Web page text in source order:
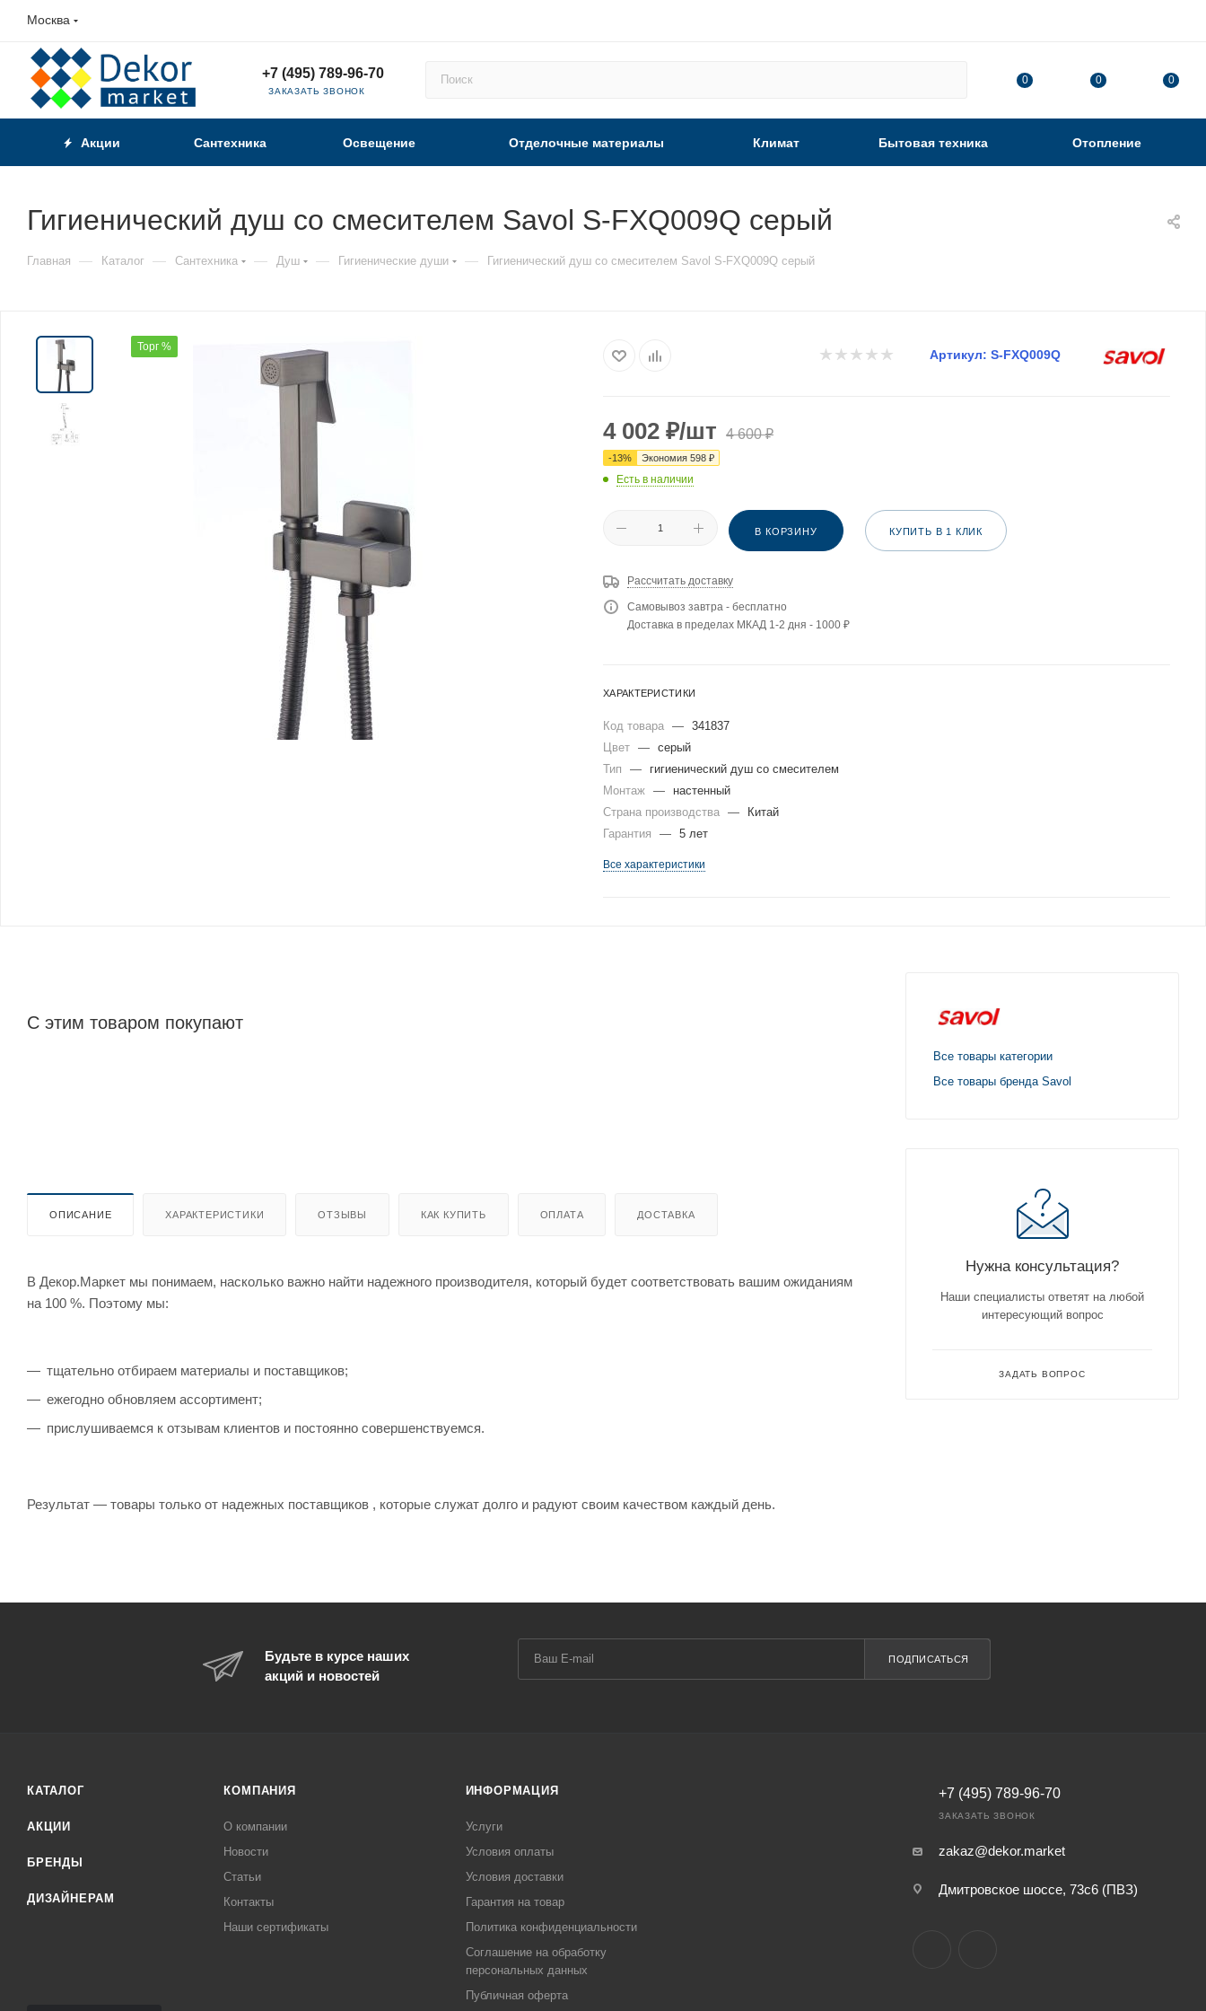
Москва
+7 (495) 789-96-70
ЗАКАЗАТЬ ЗВОНОК
0 0 0
Акции Сантехника Освещение Отделочные материалы Климат Бытовая техника Отопление
Гигиенический душ со смесителем Savol S-FXQ009Q серый
Главная — Каталог — Сантехника — Душ — Гигиенические души — Гигиенический душ со смесителем Savol S-FXQ009Q серый
Торг %
Артикул: S-FXQ009Q
4 002 ₽/шт 4 600₽
-13% Экономия 598 ₽
Есть в наличии
В КОРЗИНУ КУПИТЬ В 1 КЛИК
Рассчитать доставку
Самовывоз завтра - бесплатно
Доставка в пределах МКАД 1-2 дня - 1000 ₽
ХАРАКТЕРИСТИКИ
Код товара — 341837
Цвет — серый
Тип
—
гигиенический душ со смесителем
Монтаж —
настенный
Страна производства —
Китай
Гарантия
— 5 лет
Все характеристики
С этим товаром покупают
ОПИСАНИЕ ХАРАКТЕРИСТИКИ ОТЗЫВЫ КАК КУПИТЬ ОПЛАТА ДОСТАВКА
В Декор.Маркет мы понимаем, насколько важно найти надежного производителя, который будет соответствовать вашим ожиданиям
на 100 %. Поэтому мы:
тщательно отбираем материалы и поставщиков;
ежегодно обновляем ассортимент;
прислушиваемся к отзывам клиентов и постоянно совершенствуемся.
Результат — товары только от надежных поставщиков , которые служат долго и радуют своим качеством каждый день.
Все товары категории
Все товары бренда Savol
Нужна консультация?
Наши специалисты ответят на любой
интересующий вопрос
ЗАДАТЬ ВОПРОС
Будьте в курсе наших
акций и новостей
ПОДПИСАТЬСЯ
КАТАЛОГ
АКЦИИ
БРЕНДЫ
ДИЗАЙНЕРАМ
КОМПАНИЯ
О компании
Новости
Статьи
Контакты
Наши сертификаты
ИНФОРМАЦИЯ
Услуги
Условия оплаты
Условия доставки
Гарантия на товар
Политика конфиденциальности
Соглашение на обработку
персональных данных
Публичная оферта
+7 (495) 789-96-70
ЗАКАЗАТЬ ЗВОНОК
zakaz@dekor.market
Дмитровское шоссе, 73с6 (ПВЗ)